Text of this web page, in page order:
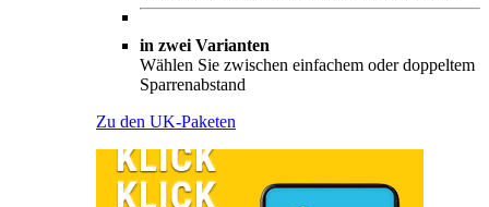
in zwei Varianten
Wählen Sie zwischen einfachem oder doppeltem
Sparrenabstand
Zu den UK-Paketen